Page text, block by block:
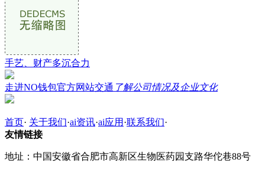
手艺、财产多沉合力
走进NO钱包官方网站交通 了解公司情况及企业文化
首页· 关于我们·ai资讯·ai应用 ·联系我们·
友情链接
地址：中国安徽省合肥市高新区生物医药园支路华佗巷88号